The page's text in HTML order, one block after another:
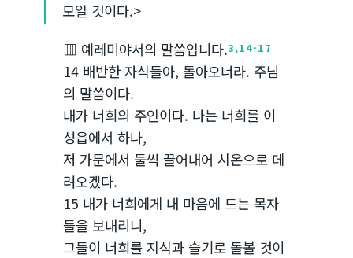
모일 것이다.>
▥ 예레미야서의 말씀입니다.3,14-17
14 배반한 자식들아, 돌아오너라. 주님
의 말씀이다.
내가 너희의 주인이다. 나는 너희를 이
성읍에서 하나,
저 가문에서 둘씩 끌어내어 시온으로 데
려오겠다.
15 내가 너희에게 내 마음에 드는 목자
들을 보내리니,
그들이 너희를 지식과 슬기로 돌볼 것이